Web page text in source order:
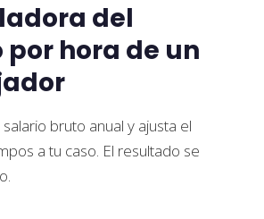
del
por hora de un
bruto anual y ajusta el
a tu caso. El resultado se